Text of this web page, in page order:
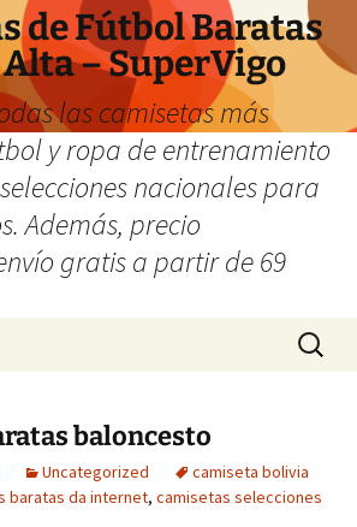
de Fútbol Baratas
– SuperVigo
las camisetas más
y ropa de entrenamiento
nacionales para
Además, precio
gratis a partir de 69
Buscar:
baloncesto
Uncategorized
camiseta bolivia
baratas da internet, camisetas selecciones